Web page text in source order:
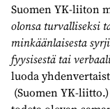
Suomen YK-liiton
olonsa turvalliseksi
minkäänlaisesta
fyysisestä tai
luoda
(Suomen YK-